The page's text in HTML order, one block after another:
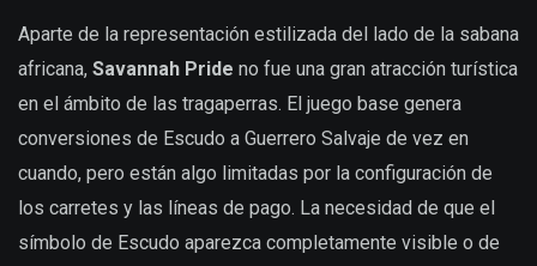
Aparte de la representación estilizada del lado de la sabana
africana, Savannah Pride no fue una gran atracción turística
en el ámbito de las tragaperras. El juego base genera
conversiones de Escudo a Guerrero Salvaje de vez en
cuando, pero están algo limitadas por la configuración de
los carretes y las líneas de pago. La necesidad de que el
símbolo de Escudo aparezca completamente visible o de